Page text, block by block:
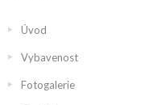
Úvod
Vybavenost
Fotogalerie